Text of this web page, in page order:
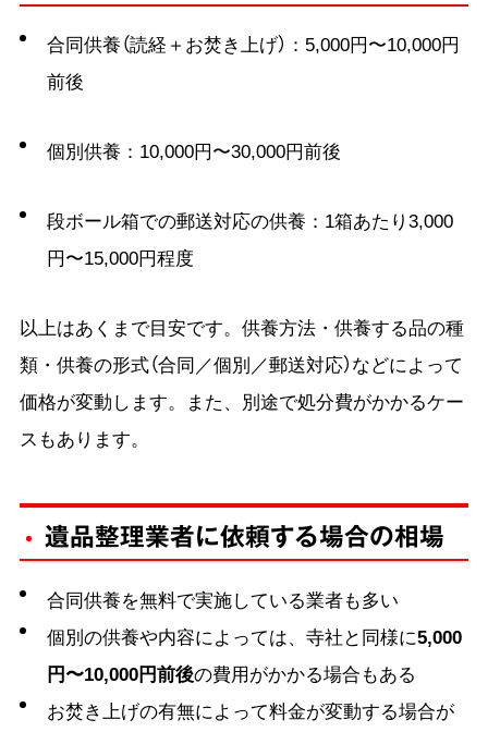
合同供養（読経＋お焚き上げ）：5,000円〜10,000円
前後
個別供養：10,000円〜30,000円前後
段ボール箱での郵送対応の供養：1箱あたり3,000
円〜15,000円程度
以上はあくまで目安です。供養方法・供養する品の種
類・供養の形式（合同／個別／郵送対応）などによって
価格が変動します。また、別途で処分費がかかるケー
スもあります。
遺品整理業者に依頼する場合の相場
合同供養を無料で実施している業者も多い
個別の供養や内容によっては、寺社と同様に5,000
円〜10,000円前後の費用がかかる場合もある
お焚き上げの有無によって料金が変動する場合が